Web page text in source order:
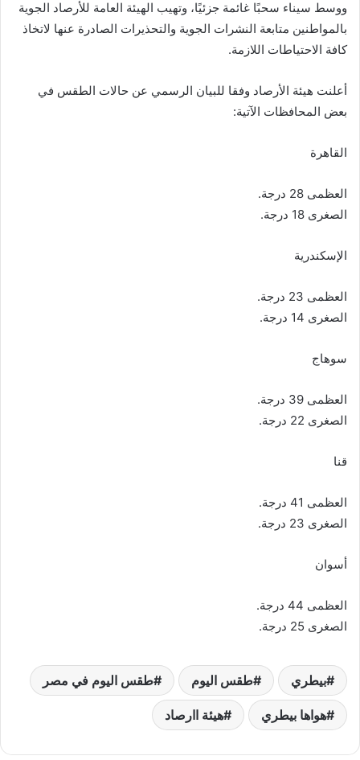
ووسط سيناء سحبًا غائمة جزئيًا، وتهيب الهيئة العامة للأرصاد الجوية
بالمواطنين متابعة النشرات الجوية والتحذيرات الصادرة عنها لاتخاذ
كافة الاحتياطات اللازمة.
أعلنت هيئة الأرصاد وفقا للبيان الرسمي عن حالات الطقس في
بعض المحافظات الآتية:
القاهرة
العظمى 28 درجة.
الصغرى 18 درجة.
الإسكندرية
العظمى 23 درجة.
الصغرى 14 درجة.
سوهاج
العظمى 39 درجة.
الصغرى 22 درجة.
قنا
العظمى 41 درجة.
الصغرى 23 درجة.
أسوان
العظمى 44 درجة.
الصغرى 25 درجة.
بيطري طقس اليوم طقس اليوم في مصر
هواها بيطري هيئة اارصاد